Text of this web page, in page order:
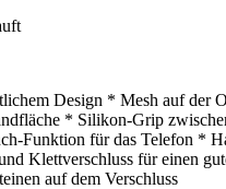
Design * Mesh auf der
* Silikon-Grip
Funktion für das Telefon *
Klettverschluss für einen
auf dem Verschluss